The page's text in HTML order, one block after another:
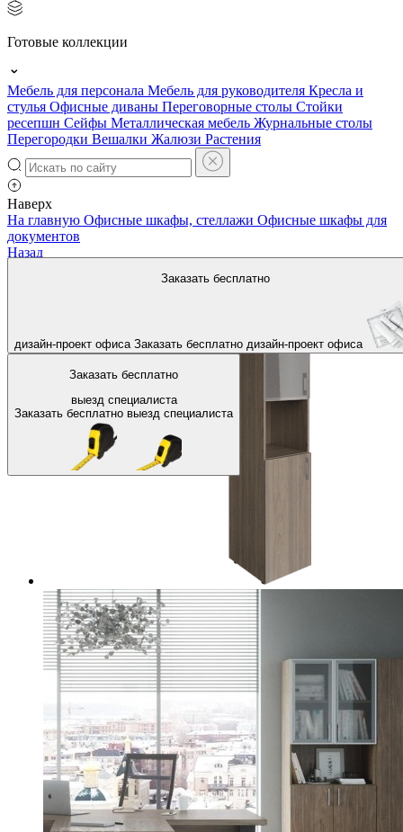
Готовые коллекции
Мебель для персонала Мебель для руководителя Кресла и
стулья Офисные диваны Переговорные столы Стойки
ресепшн Сейфы Металлическая мебель Журнальные столы
Перегородки Вешалки Жалюзи Растения
Наверх
Заказать бесплатно
дизайн-проект офиса Заказать бесплатно дизайн-проект офиса
Заказать бесплатно
выезд специалиста
Заказать бесплатно выезд специалиста
На главную Офисные шкафы, стеллажи Офисные шкафы для
документов
Назад